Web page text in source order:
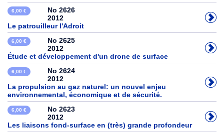
6,00 €
No 2626
2012
Le patrouilleur l'Adroit
6,00 €
No 2625
2012
Étude et développement d'un drone de surface
6,00 €
No 2624
2012
La propulsion au gaz naturel: un nouvel enjeu
environnemental, économique et de sécurité.
6,00 €
No 2623
2012
Les liaisons fond-surface en (très) grande profondeur